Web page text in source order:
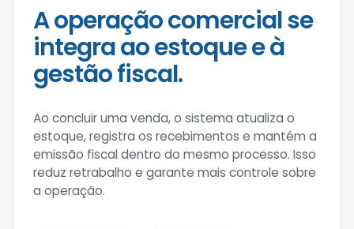
A operação comercial se
integra ao estoque e à
gestão fiscal.
Ao concluir uma venda, o sistema atualiza o
estoque, registra os recebimentos e mantém a
emissão fiscal dentro do mesmo processo. Isso
reduz retrabalho e garante mais controle sobre
a operação.